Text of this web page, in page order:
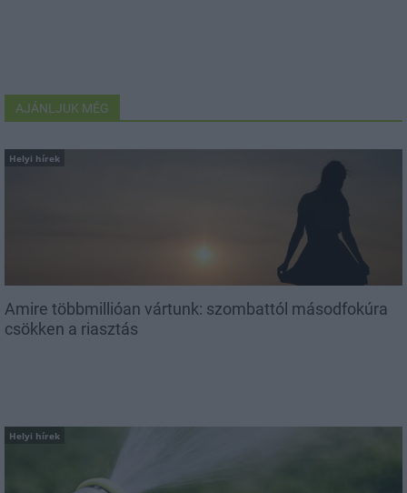
AJÁNLJUK MÉG
Helyi hírek
Amire többmillióan vártunk: szombattól másodfokúra
csökken a riasztás
Helyi hírek